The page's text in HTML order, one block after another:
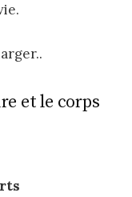
et le corps